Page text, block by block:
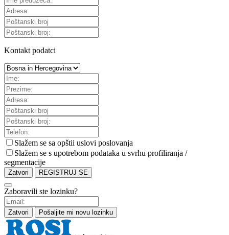
Kontakt podatci
Slažem se sa opštii uslovi poslovanja
Slažem se s upotrebom podataka u svrhu profiliranja /
segmentacije
Zatvori REGISTRUJ SE
Zaboravili ste lozinku?
Zatvori Pošaljite mi novu lozinku